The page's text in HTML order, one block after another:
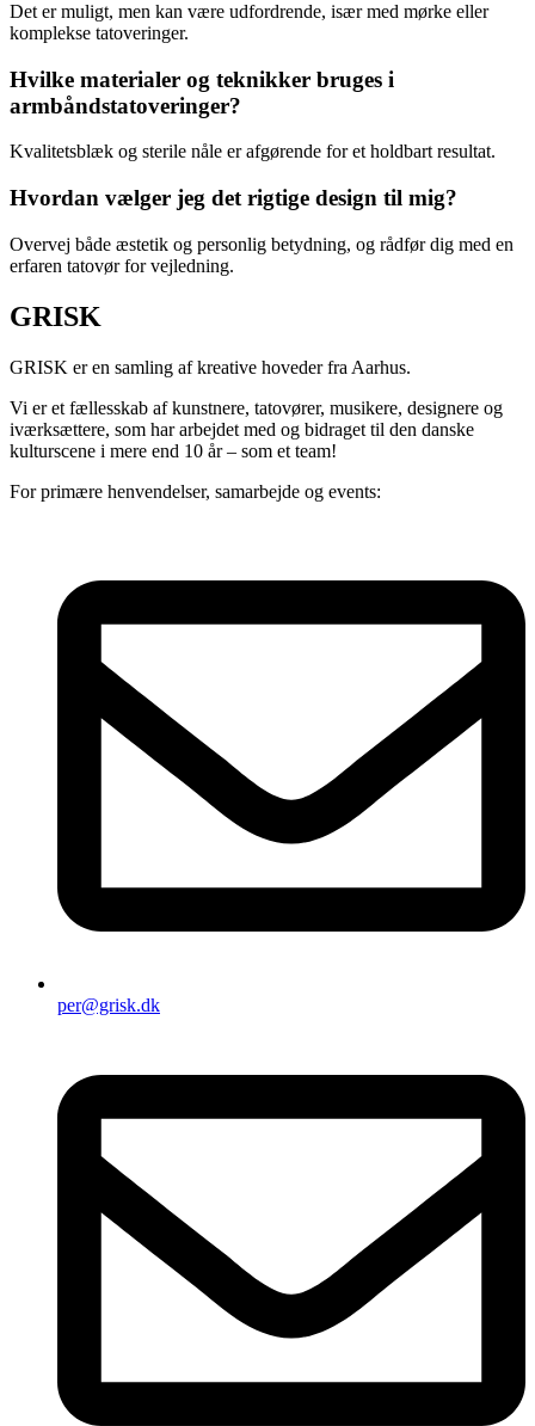
Det er muligt, men kan være udfordrende, især med mørke eller
komplekse tatoveringer.
Hvilke materialer og teknikker bruges i
armbåndstatoveringer?
Kvalitetsblæk og sterile nåle er afgørende for et holdbart resultat.
Hvordan vælger jeg det rigtige design til mig?
Overvej både æstetik og personlig betydning, og rådfør dig med en
erfaren tatovør for vejledning.
GRISK
GRISK er en samling af kreative hoveder fra Aarhus.
Vi er et fællesskab af kunstnere, tatovører, musikere, designere og
iværksættere, som har arbejdet med og bidraget til den danske
kulturscene i mere end 10 år – som et team!
For primære henvendelser, samarbejde og events:
per@grisk.dk